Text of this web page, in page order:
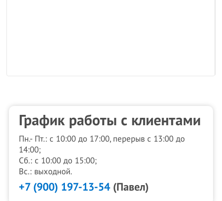
График работы с клиентами
Пн.- Пт.: с 10:00 до 17:00, перерыв с 13:00 до
14:00;
Сб.: с 10:00 до 15:00;
Вс.: выходной.
+7 (900) 197-13-54(Павел)